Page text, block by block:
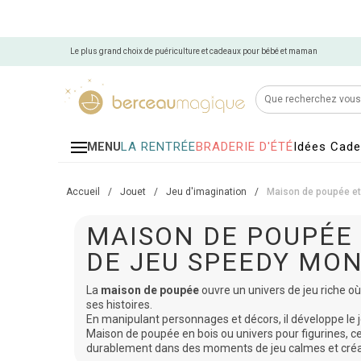
Le plus grand choix de puériculture et cadeaux pour bébé et maman
MENULA RENTRÉEBRADERIE D'ÉTÉIdées
Accueil / Jouet / Jeu d'imagination / Maison de poupée
MAISON DE
DE JEU SPEEDY
La maison de poupéeouvre un univers de jeu riche
ses histoires.
En manipulant personnages et décors, il développe
Maison de poupée en bois ou univers pour figurines,
durablement dans des moments de jeu calmes et